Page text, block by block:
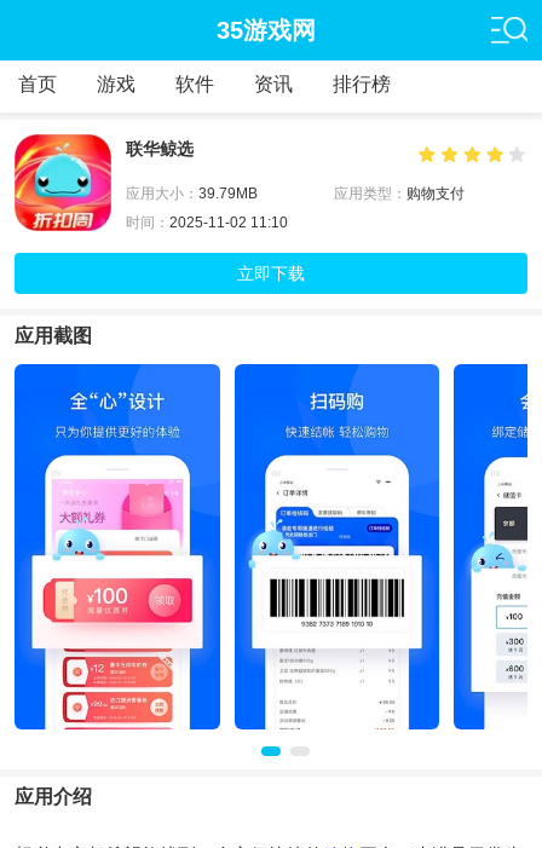
35游戏网
首页 游戏 软件 资讯 排行榜
联华鲸选
应用大小： 39.79MB 应用类型： 购物支付
时间： 2025-11-02 11:10
立即下载
应用截图
应用介绍